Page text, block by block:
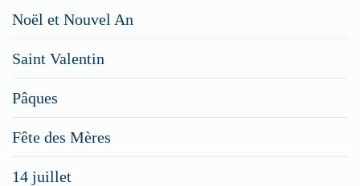
Noël et Nouvel An
Saint Valentin
Pâques
Fête des Mères
14 juillet